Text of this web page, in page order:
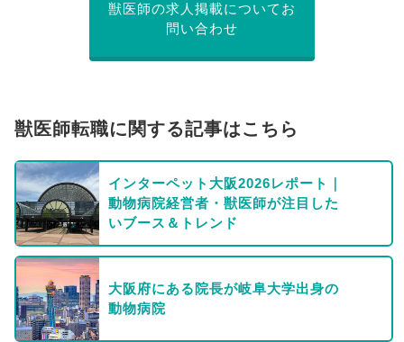
獣医師の求人掲載についてお
問い合わせ
獣医師転職に関する記事はこちら
インターペット大阪2026レポート｜
動物病院経営者・獣医師が注目した
いブース＆トレンド
大阪府にある院長が岐阜大学出身の
動物病院